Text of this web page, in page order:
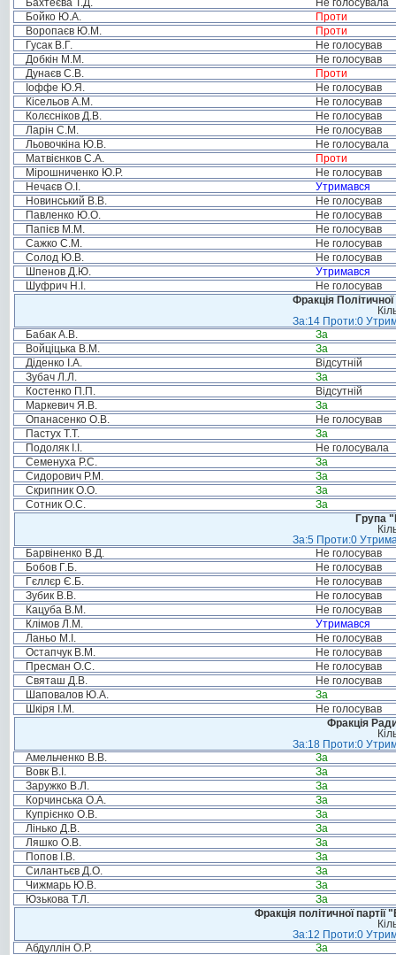
Бахтеєва Т.Д.
Не голосувала
Бойко Ю.А.
Проти
Воропаєв Ю.М.
Проти
Гусак В.Г.
Не голосував
Добкін М.М.
Не голосував
Дунаєв С.В.
Проти
Іоффе Ю.Я.
Не голосував
Кісельов А.М.
Не голосував
Колєсніков Д.В.
Не голосував
Ларін С.М.
Не голосував
Льовочкіна Ю.В.
Не голосувала
Матвієнков С.А.
Проти
Мірошниченко Ю.Р.
Не голосував
Нечаєв О.І.
Утримався
Новинський В.В.
Не голосував
Павленко Ю.О.
Не голосував
Папієв М.М.
Не голосував
Сажко С.М.
Не голосував
Солод Ю.В.
Не голосував
Шпенов Д.Ю.
Утримався
Шуфрич Н.І.
Не голосував
Фракція
За:14 Проти:0
Бабак А.В.
За
Войціцька В.М.
За
Діденко І.А.
Відсутній
Зубач Л.Л.
За
Костенко П.П.
Відсутній
Маркевич Я.В.
За
Опанасенко О.В.
Не голосував
Пастух Т.Т.
За
Подоляк І.І.
Не голосувала
Семенуха Р.С.
За
Сидорович Р.М.
За
Скрипник О.О.
За
Сотник О.С.
За
Група
За:5 Проти:0
Барвіненко В.Д.
Не голосував
Бобов Г.Б.
Не голосував
Гєллєр Є.Б.
Не голосував
Зубик В.В.
Не голосував
Кацуба В.М.
Не голосував
Клімов Л.М.
Утримався
Ланьо М.І.
Не голосував
Остапчук В.М.
Не голосував
Пресман О.С.
Не голосував
Святаш Д.В.
Не голосував
Шаповалов Ю.А.
За
Шкіря І.М.
Не голосував
Фракція
За:18 Проти:0
Амельченко В.В.
За
Вовк В.І.
За
Заружко В.Л.
За
Корчинська О.А.
За
Купрієнко О.В.
За
Лінько Д.В.
За
Ляшко О.В.
За
Попов І.В.
За
Силантьєв Д.О.
За
Чижмарь Ю.В.
За
Юзькова Т.Л.
За
Фракція політичної
За:12 Проти:0
Абдуллін О.Р.
За